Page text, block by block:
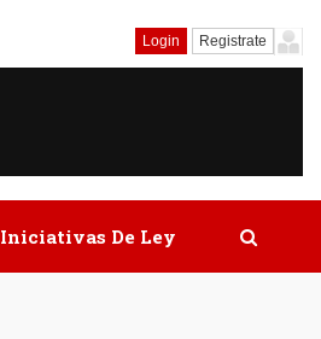
Login Registrate
Iniciativas De Ley